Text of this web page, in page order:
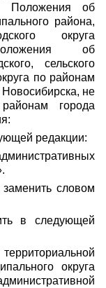
Положения об
района,
округа
об
сельского
по районам
не
города
редакции:
словом
в следующей
округа